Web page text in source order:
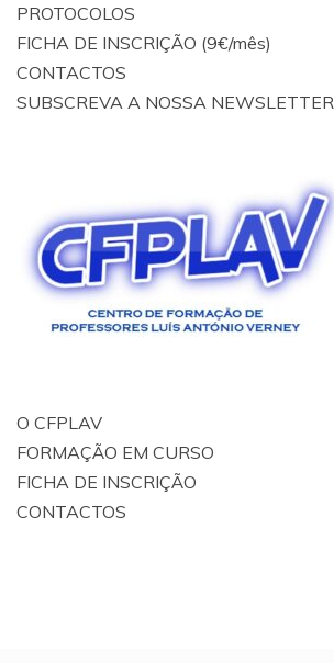
PROTOCOLOS
FICHA DE INSCRIÇÃO (9€/mês)
CONTACTOS
SUBSCREVA A NOSSA NEWSLETTER
O CFPLAV
FORMAÇÃO EM CURSO
FICHA DE INSCRIÇÃO
CONTACTOS